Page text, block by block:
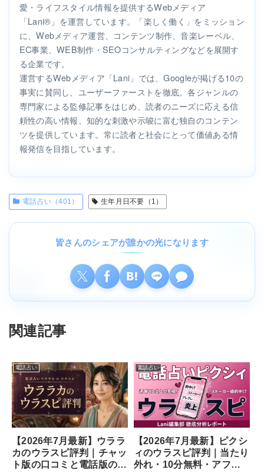
愛・ライフスタイル情報を提供するWebメディア
「Lani®」を運営しています。「楽しく働く」をミッション
に、Webメディア運営、コンテンツ制作、音楽レーベル、
EC事業、WEB制作・SEOコンサルティングなどを展開す
る企業です。
運営するWebメディア「Lani」では、Googleが掲げる10の
事実に賛同し、ユーザーファーストを徹底。各ジャンルの
専門家による監修記事をはじめ、読者のニーズに応える信
頼性の高い情報、知的な刺激や示唆に富む独自のコンテン
ツを提供しています。常に読者と社会にとって価値ある情
報発信を目指しています。
電話占い（401） 生年月日不要（1）
皆さんのシェアが誰かの光になります
関連記事
電話占い
【2026年7月最新】ウララ
カのウラスピ評判｜チャッ
ト版の口コミと電話版の違
電話占い
【2026年7月最新】ピクシ
ィのウラスピ評判｜当たり
外れ・10分無料・アフメ